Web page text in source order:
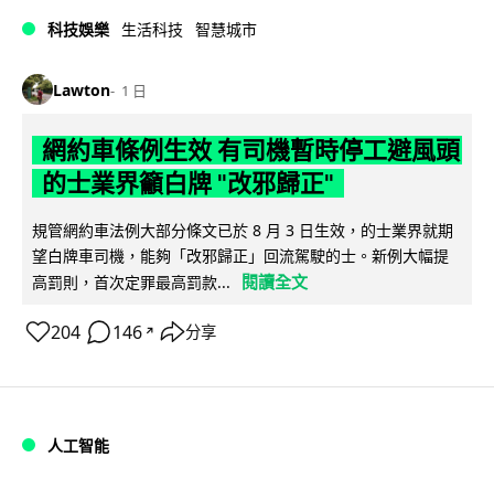
科技娛樂 生活科技 智慧城市
Lawton 1 日
網約車條例生效 有司機暫時停工避風頭
的士業界籲白牌 "改邪歸正"
規管網約車法例大部分條文已於 8 月 3 日生效，的士業界就期
望白牌車司機，能夠「改邪歸正」回流駕駛的士。新例大幅提
高罰則，首次定罪最高罰款...
閱讀全文
204 146 ↗ 分享
人工智能